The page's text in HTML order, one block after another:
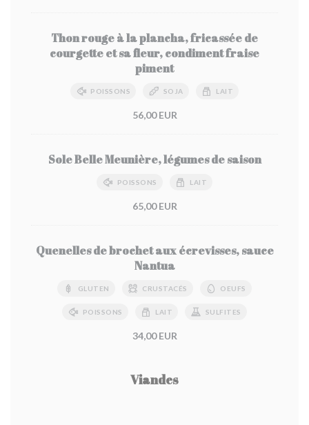
Thon rouge à la plancha, fricassée de
courgette et sa fleur, condiment fraise
piment
POISSONS SOJA LAIT
56,00 EUR
Sole Belle Meunière, légumes de saison
POISSONS LAIT
65,00 EUR
Quenelles de brochet aux écrevisses, sauce
Nantua
GLUTEN CRUSTACÉS OEUFS
POISSONS LAIT SULFITES
34,00 EUR
Viandes